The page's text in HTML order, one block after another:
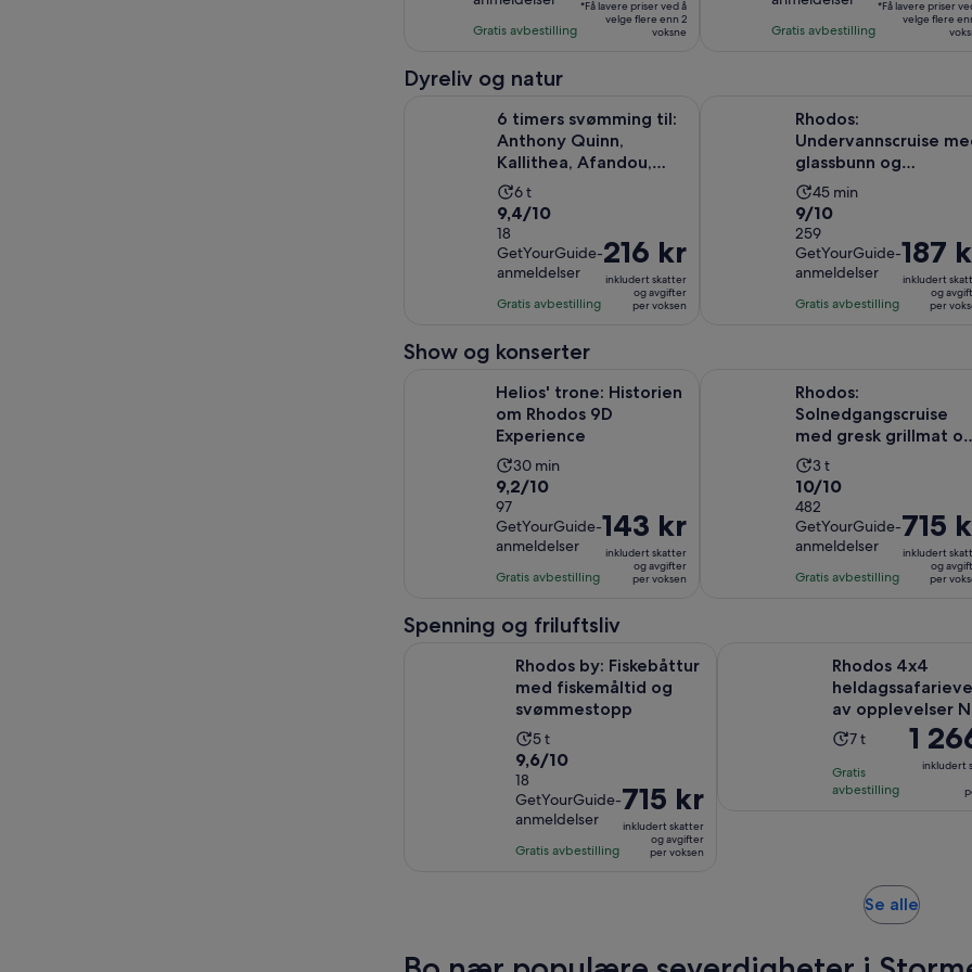
timer
med
22
Gratis avbestilling
reisende*
*Få lavere priser ved å
velge flere enn 2
voksne
timer
med
3
Gratis avbestilling
reisende*
*Få lavere priser
velge flere
Dyreliv og natur
6 timers svømming til:
Anthony Quinn,
Kallithea, Afandou,
med snacks
Aktivitetens
varighet
6
timer
6 t
9.4
av
10
med
18
9,4/10
18
GetYourGuide-
anmeldelser
Gratis avbestilling
Prisen
er
216 kr
216 kr
inkludert skatter
og avgifter
per voksen
Rhodos:
Undervannscruise
glassbunn og
undervannsutsikt &
show
Aktivitetens
varighet
er
45
minutter
45 min
9.0
av
10
med
259
9/10
259
GetYourGuide-
anmeldelser
Gratis avbestilling
Prisen
er
187 kr
187
inkludert
og
per
Show og konserter
Helios' trone: Historien
om Rhodos 9D
Experience
Aktivitetens
varighet
30
minutter
30 min
9.2
av
10
med
97
9,2/10
97
GetYourGuide-
anmeldelser
Gratis avbestilling
Prisen
er
143 kr
143 kr
inkludert skatter
og avgifter
per voksen
Rhodos:
Solnedgangscruise
med gresk grillmat og
ubegrenset med
drikke
Aktivitetens
varighet
er
3
timer
3 t
10.0
av
10
med
482
10/10
482
GetYourGuide-
anmeldelser
Gratis avbestilling
Prisen
er
715 kr
715
inkludert
og
per
Spenning og friluftsliv
Rhodos by: Fiskebåttur
med fiskemåltid og
svømmestopp
Aktivitetens
varighet
5
timer
5 t
9.6
av
10
med
18
9,6/10
18
GetYourGuide-
anmeldelser
Gratis avbestilling
Prisen
er
715 kr
715 kr
inkludert skatter
og avgifter
per voksen
Rhodos 4x4
av opplevelser
Aktivitetens
er
7 t
Gratis
avbestilling
Prisen
er
1 266 kr
1
inkludert
Se alleÅpnes